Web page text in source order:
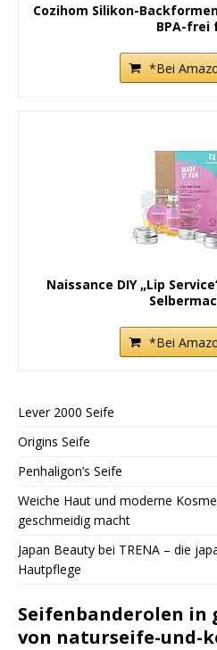
Cozihom Silikon-
BPA-frei
*Bei
Naissance DIY „Lip
*Bei
Lever 2000 Seife
Origins Seife
Penhaligon’s Seife
Weiche Haut und moderne
geschmeidig macht
Japan Beauty bei TRENA – die
Hautpflege
Seifenbanderolen in
von naturseife-und-